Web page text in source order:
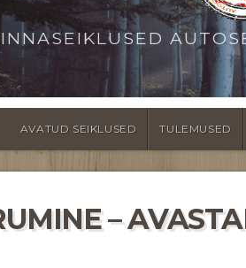
AVATUD SEIKLUSED TULEMUSED
–